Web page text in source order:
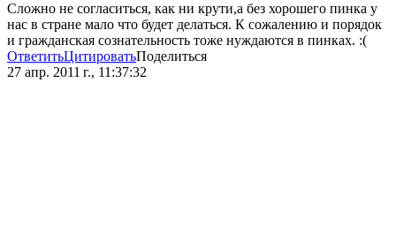
Сложно не согласиться, как ни крути,а без хорошего пинка у
нас в стране мало что будет делаться. К сожалению и порядок
и гражданская сознательность тоже нуждаются в пинках. :(
ОтветитьЦитироватьПоделиться
27 апр. 2011 г., 11:37:32